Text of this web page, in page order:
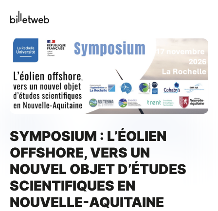
SYMPOSIUM : L’ÉOLIEN
OFFSHORE, VERS UN
NOUVEL OBJET D’ÉTUDES
SCIENTIFIQUES EN
NOUVELLE-AQUITAINE